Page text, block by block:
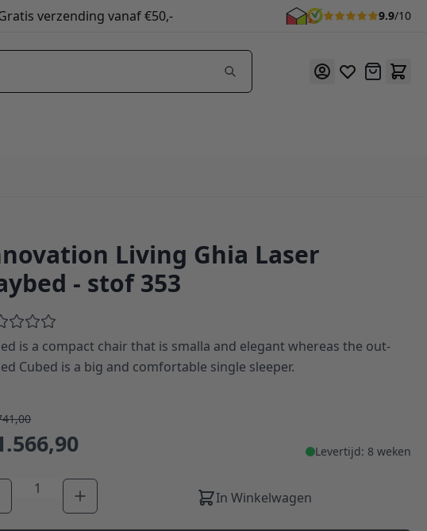
verzending vanaf €50,- 9.9/10
Offerte
Living Ghia Laser
- stof 353
is a compact chair that is smalla and elegant whereas the out-
Cubed is a big and comfortable single sleeper.
Levertijd: 8 weken
Aantal
In Winkelwagen